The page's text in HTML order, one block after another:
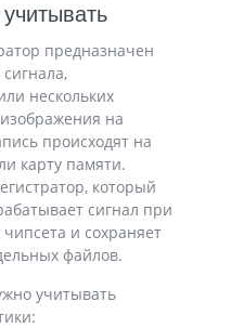
предназначен
нескольких
на
происходят на
карту памяти.
который
сигнал при
и сохраняет
файлов.
учитывать